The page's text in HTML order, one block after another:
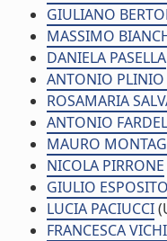
GIULIANO
MASSIMO
DANIELA PASELLA
ANTONIO PLINIO
ROSAMARIA
ANTONIO
MAURO
NICOLA PIRRONE
GIULIO ESPOSITO
LUCIA PACIUCCI
FRANCESCA VICHI